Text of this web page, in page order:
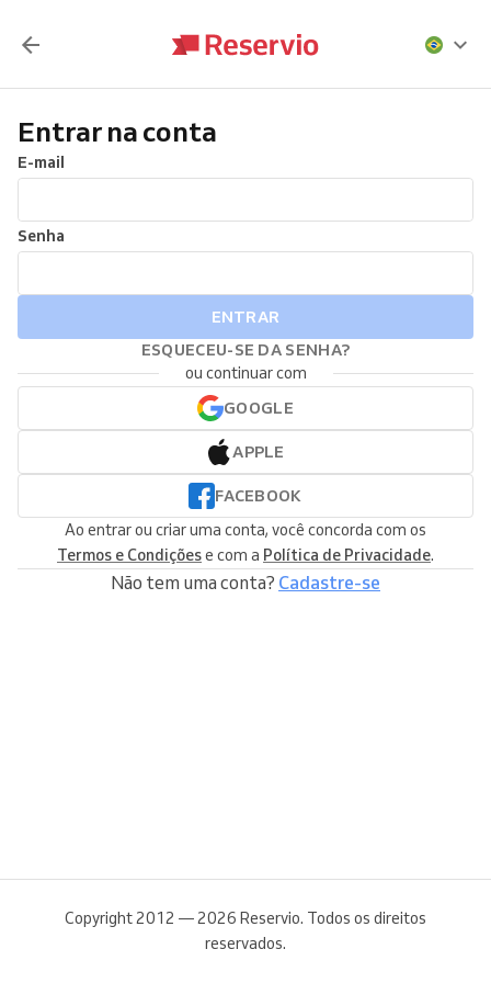
Entrar na conta
E-mail
Senha
ENTRAR
ESQUECEU-SE DA SENHA?
ou continuar com
GOOGLE
APPLE
FACEBOOK
Ao entrar ou criar uma conta, você concorda com os
Termos e Condiçõese com a Política de Privacidade.
Não tem uma conta? Cadastre-se
Copyright 2012 — 2026 Reservio. Todos os direitos
reservados.